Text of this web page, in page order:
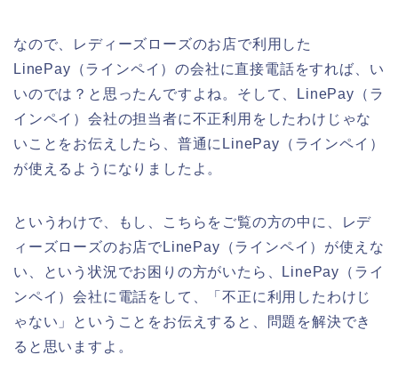
なので、レディーズローズのお店で利用した
LinePay（ラインペイ）の会社に直接電話をすれば、い
いのでは？と思ったんですよね。そして、LinePay（ラ
インペイ）会社の担当者に不正利用をしたわけじゃな
いことをお伝えしたら、普通にLinePay（ラインペイ）
が使えるようになりましたよ。
というわけで、もし、こちらをご覧の方の中に、レデ
ィーズローズのお店でLinePay（ラインペイ）が使えな
い、という状況でお困りの方がいたら、LinePay（ライ
ンペイ）会社に電話をして、「不正に利用したわけじ
ゃない」ということをお伝えすると、問題を解決でき
ると思いますよ。